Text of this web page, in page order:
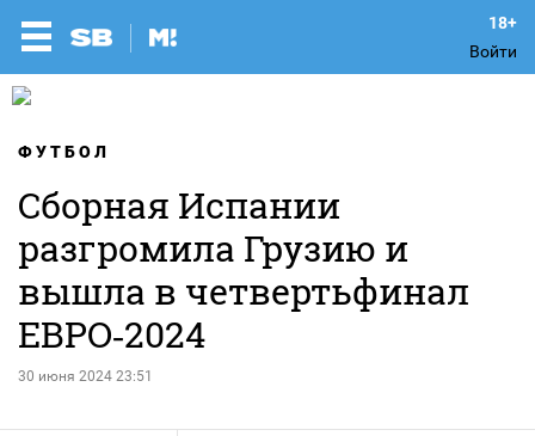
Войти
ФУТБОЛ
Сборная Испании
разгромила Грузию и
вышла в четвертьфинал
ЕВРО‑2024
30 июня 2024 23:51